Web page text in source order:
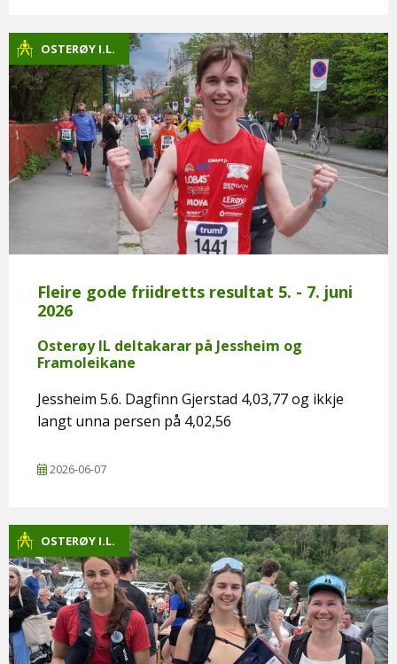
OSTERØY I.L.
Fleire gode friidretts resultat 5. - 7. juni
2026
Osterøy IL deltakarar på Jessheim og
Framoleikane
Jessheim 5.6. Dagfinn Gjerstad 4,03,77 og ikkje
langt unna persen på 4,02,56
2026-06-07
OSTERØY I.L.